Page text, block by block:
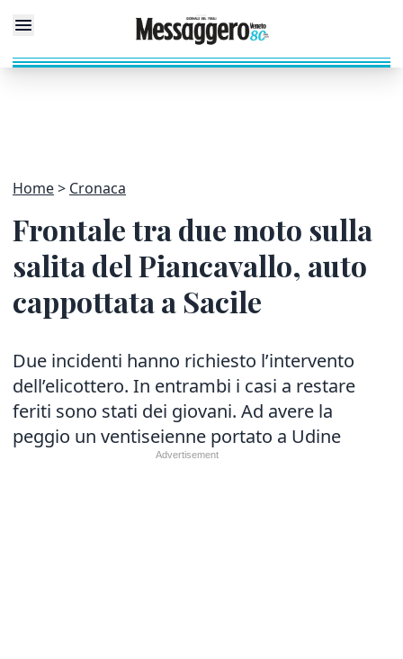
Home Cronaca
Frontale tra due moto sulla
salita del Piancavallo, auto
cappottata a Sacile
Due incidenti hanno richiesto l’intervento
dell’elicottero. In entrambi i casi a restare
feriti sono stati dei giovani. Ad avere la
peggio un ventiseienne portato a Udine